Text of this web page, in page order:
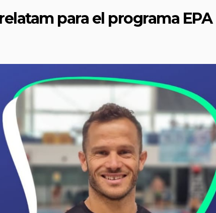
para el programa EPA